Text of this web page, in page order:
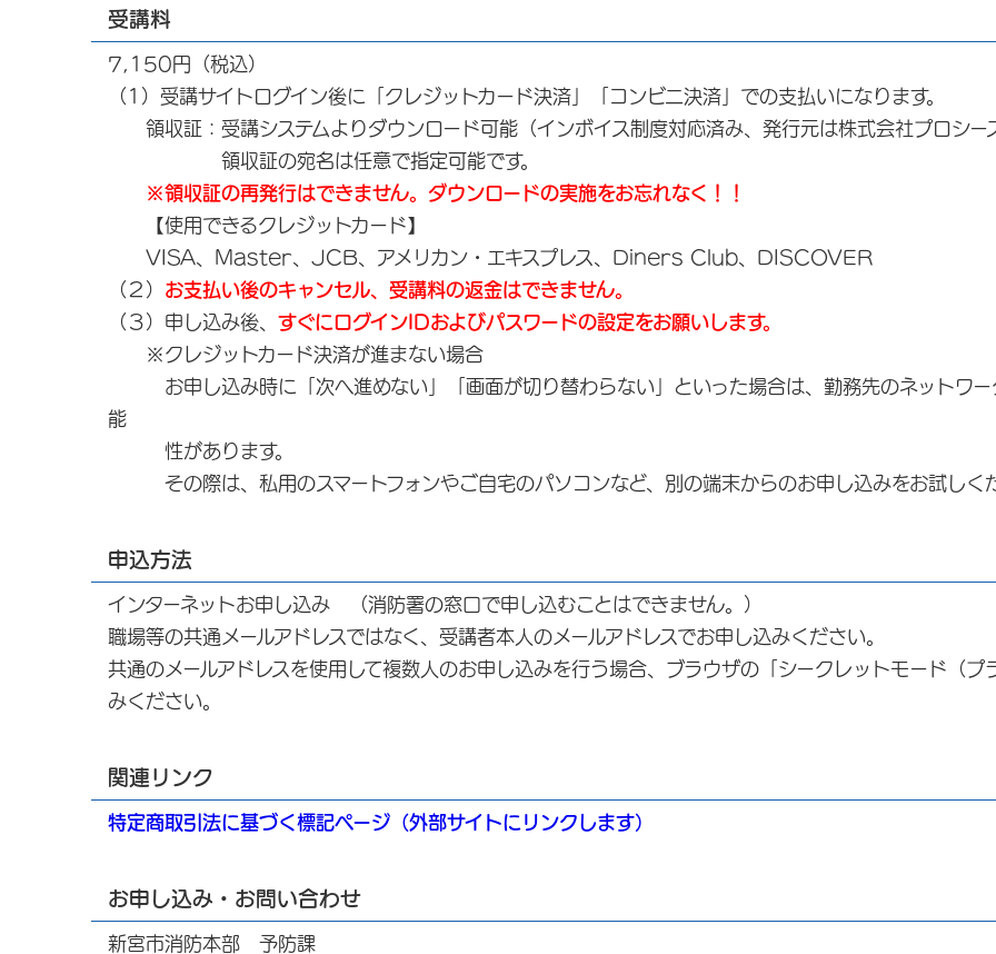
受講料
7,150円（税込）
（1）受講サイトログイン後に「クレジットカード決済」「コンビニ決済」での支払いになります。
領収証：受講システムよりダウンロード可能（インボイス制度対応済み、発行元は株式会社プロシー
領収証の宛名は任意で指定可能です。
※領収証の再発行はできません。ダウンロードの実施をお忘れなく！！
【使用できるクレジットカード】
VISA、Master、JCB、アメリカン・エキスプレス、Diners Club、DISCOVER
（２） お支払い後のキャンセル、受講料の返金はできません。
（３）申し込み後、 すぐにログインIDおよびパスワードの設定をお願いします。
※クレジットカード決済が進まない場合
お申し込み時に「次へ進めない」「画面が切り替わらない」といった場合は、勤務先のネットワー
能
性があります。
その際は、私用のスマートフォンやご自宅のパソコンなど、別の端末からのお申し込みをお試しく
申込方法
インターネットお申し込み （消防署の窓口で申し込むことはできません。）
職場等の共通メールアドレスではなく、受講者本人のメールアドレスでお申し込みください。
共通のメールアドレスを使用して複数人のお申し込みを行う場合、ブラウザの「シークレットモード（
みください。
関連リンク
特定商取引法に基づく標記ページ（外部サイトにリンクします）
お申し込み・お問い合わせ
新宮市消防本部 予防課